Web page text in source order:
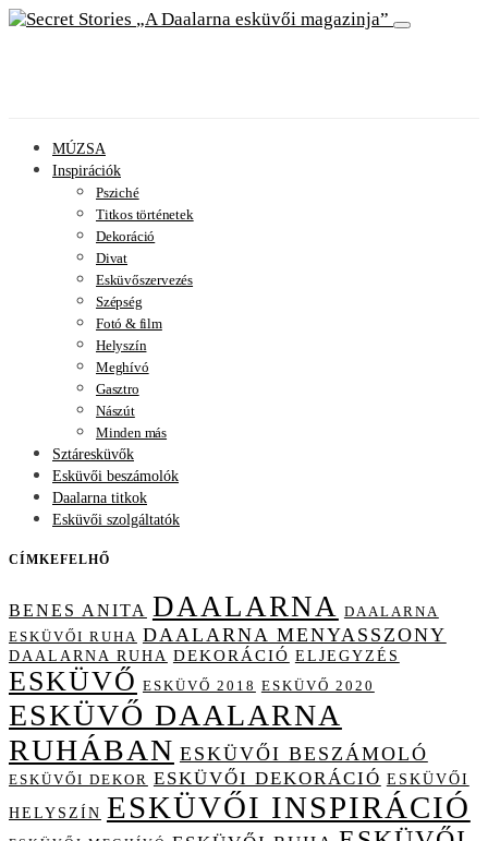
A Daalarna esküvői magazinja
MÚZSA
Inspirációk
Psziché
Titkos történetek
Dekoráció
Divat
Esküvőszervezés
Szépség
Fotó & film
Helyszín
Meghívó
Gasztro
Nászút
Minden más
Sztáresküvők
Esküvői beszámolók
Daalarna titkok
Esküvői szolgáltatók
CÍMKEFELHŐ
BENES ANITA DAALARNA DAALARNA
ESKÜVŐI RUHA DAALARNA MENYASSZONY
DAALARNA RUHA DEKORÁCIÓ ELJEGYZÉS
ESKÜVŐ ESKÜVŐ 2018 ESKÜVŐ 2020
ESKÜVŐ DAALARNA
RUHÁBAN ESKÜVŐI BESZÁMOLÓ
ESKÜVŐI DEKOR ESKÜVŐI DEKORÁCIÓ ESKÜVŐI
HELYSZÍN ESKÜVŐI INSPIRÁCIÓ